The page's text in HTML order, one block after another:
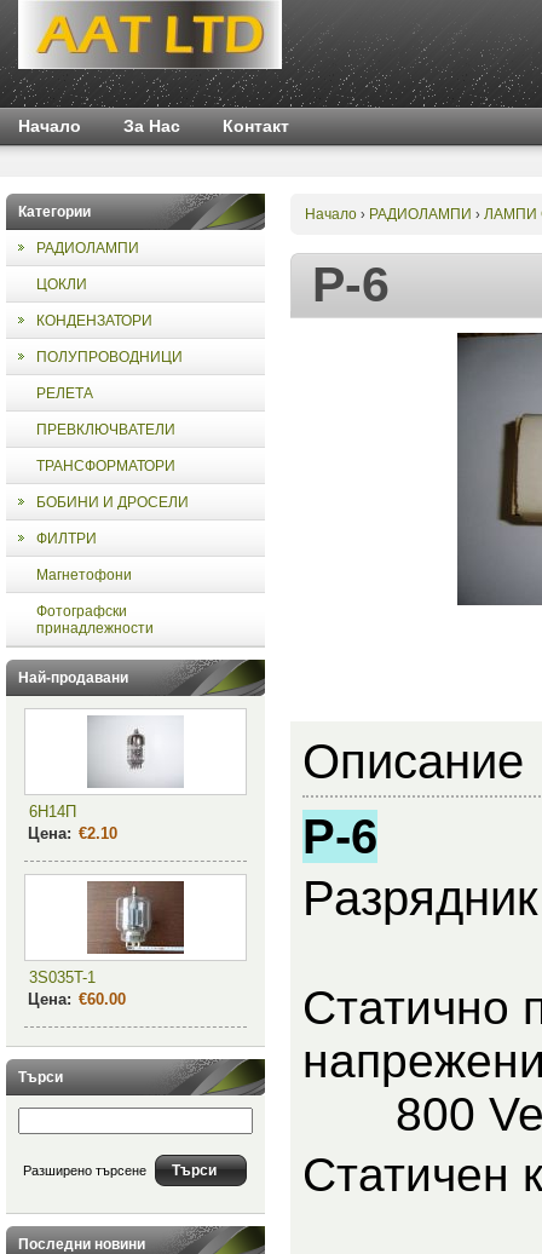
Начало За Нас Контакт
Категории
РАДИОЛАМПИ
ЦОКЛИ
КОНДЕНЗАТОРИ
ПОЛУПРОВОДНИЦИ
РЕЛЕТА
ПРЕВКЛЮЧВАТЕЛИ
ТРАНСФОРМАТОРИ
БОБИНИ И ДРОСЕЛИ
ФИЛТРИ
Магнетофони
Фотографски
принадлежности
Най-продавани
6Н14П
Цена: €2.10
3S035T-1
Цена: €60.00
Търси
Разширено търсене
Последни новини
Начало› РАДИОЛАМПИ › ЛАМПИ
Р-6
Описание
Р-6
Разрядник
Статично
800